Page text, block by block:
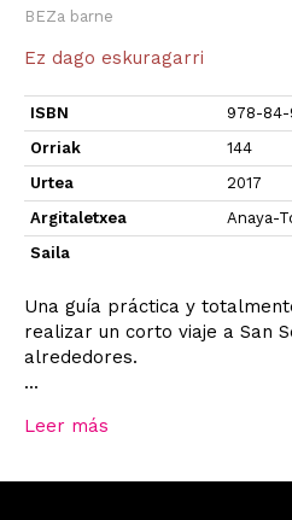
BEZa barne
Ez dago eskuragarri
ISBN
978-84-
Orriak
144
Urtea
2017
Argitaletxea
Anaya-
Saila
Una guía práctica y
realizar un corto viaje a San
alrededores.
...
Leer más